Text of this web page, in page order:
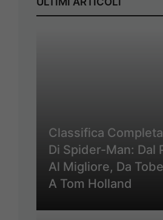
Classifica
Di Spider-Man: Dal
Al Migliore, Da
A Tom Holland